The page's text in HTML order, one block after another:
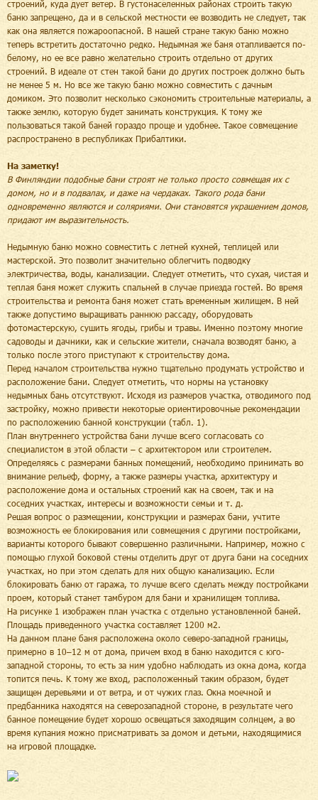
строений, куда дует ветер. В густонаселенных районах строить такую
баню запрещено, да и в сельской местности ее возводить не следует, так
как она является пожароопасной. В нашей стране такую баню можно
теперь встретить достаточно редко. Недымная же баня отапливается по-
белому, но ее все равно желательно строить отдельно от других
строений. В идеале от стен такой бани до других построек должно быть
не менее 5 м. Но все же такую баню можно совместить с дачным
домиком. Это позволит несколько сэкономить строительные материалы, а
также землю, которую будет занимать конструкция. К тому же
пользоваться такой баней гораздо проще и удобнее. Такое совмещение
распространено в республиках Прибалтики.
На заметку!
В Финляндии подобные бани строят не только просто совмещая их с
домом, но и в подвалах, и даже на чердаках. Такого рода бани
одновременно являются и соляриями. Они становятся украшением домов,
придают им выразительность.
Недымную баню можно совместить с летней кухней, теплицей или
мастерской. Это позволит значительно облегчить подводку
электричества, воды, канализации. Следует отметить, что сухая, чистая и
теплая баня может служить спальней в случае приезда гостей. Во время
строительства и ремонта баня может стать временным жилищем. В ней
также допустимо выращивать раннюю рассаду, оборудовать
фотомастерскую, сушить ягоды, грибы и травы. Именно поэтому многие
садоводы и дачники, как и сельские жители, сначала возводят баню, а
только после этого приступают к строительству дома.
Перед началом строительства нужно тщательно продумать устройство и
расположение бани. Следует отметить, что нормы на установку
недымных бань отсутствуют. Исходя из размеров участка, отводимого под
застройку, можно привести некоторые ориентировочные рекомендации
по расположению банной конструкции (табл. 1).
План внутреннего устройства бани лучше всего согласовать со
специалистом в этой области – с архитектором или строителем.
Определяясь с размерами банных помещений, необходимо принимать во
внимание рельеф, форму, а также размеры участка, архитектуру и
расположение дома и остальных строений как на своем, так и на
соседних участках, интересы и возможности семьи и т. д.
Решая вопрос о размещении, конструкции и размерах бани, учтите
возможность ее блокирования или совмещения с другими постройками,
варианты которого бывают совершенно различными. Например, можно с
помощью глухой боковой стены отделить друг от друга бани на соседних
участках, но при этом сделать для них общую канализацию. Если
блокировать баню от гаража, то лучше всего сделать между постройками
проем, который станет тамбуром для бани и хранилищем топлива.
На рисунке 1 изображен план участка с отдельно установленной баней.
Площадь приведенного участка составляет 1200 м2.
На данном плане баня расположена около северо-западной границы,
примерно в 10–12 м от дома, причем вход в баню находится с юго-
западной стороны, то есть за ним удобно наблюдать из окна дома, когда
топится печь. К тому же вход, расположенный таким образом, будет
защищен деревьями и от ветра, и от чужих глаз. Окна моечной и
предбанника находятся на северозападной стороне, в результате чего
банное помещение будет хорошо освещаться заходящим солнцем, а во
время купания можно присматривать за домом и детьми, находящимися
на игровой площадке.